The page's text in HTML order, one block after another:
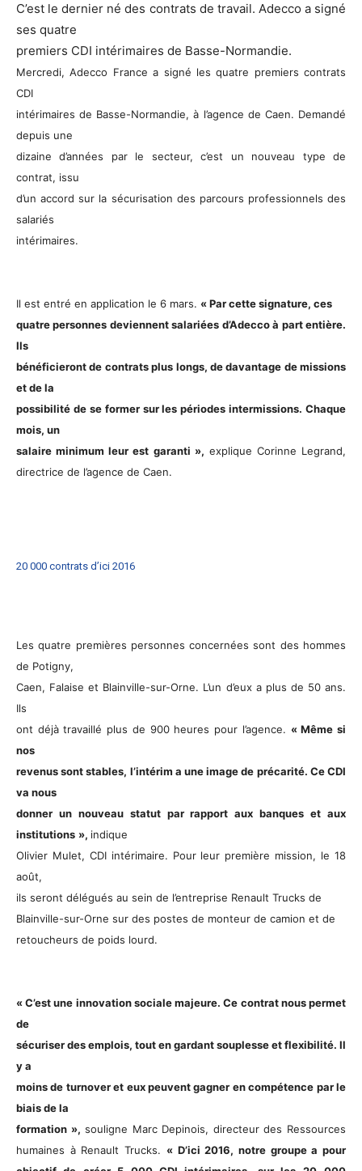
C’est le dernier né des contrats de travail. Adecco a signé
ses quatre
premiers CDI intérimaires de Basse-Normandie.
Mercredi, Adecco France a signé les quatre premiers contrats
CDI
intérimaires de Basse-Normandie, à l’agence de Caen. Demandé
depuis une
dizaine d’années par le secteur, c’est un nouveau type de
contrat, issu
d’un accord sur la sécurisation des parcours professionnels des
salariés
intérimaires.
Il est entré en application le 6 mars. « Par cette signature, ces
quatre personnes deviennent salariées d’Adecco à part entière.
Ils
bénéficieront de contrats plus longs, de davantage de missions
et de la
possibilité de se former sur les périodes intermissions. Chaque
mois, un
salaire minimum leur est garanti », explique Corinne Legrand,
directrice de l’agence de Caen.
20 000 contrats d’ici 2016
Les quatre premières personnes concernées sont des hommes
de Potigny,
Caen, Falaise et Blainville-sur-Orne. L’un d’eux a plus de 50 ans.
Ils
ont déjà travaillé plus de 900 heures pour l’agence. « Même si
nos
revenus sont stables, l’intérim a une image de précarité. Ce CDI
va nous
donner un nouveau statut par rapport aux banques et aux
institutions », indique
Olivier Mulet, CDI intérimaire. Pour leur première mission, le 18
août,
ils seront délégués au sein de l’entreprise Renault Trucks de
Blainville-sur-Orne sur des postes de monteur de camion et de
retoucheurs de poids lourd.
« C’est une innovation sociale majeure. Ce contrat nous permet
de
sécuriser des emplois, tout en gardant souplesse et flexibilité. Il
y a
moins de turnover et eux peuvent gagner en compétence par le
biais de la
formation », souligne Marc Depinois, directeur des Ressources
humaines à Renault Trucks. « D’ici 2016, notre groupe a pour